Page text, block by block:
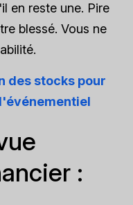
en reste une. Pire
blessé. Vous ne
des stocks pour
: